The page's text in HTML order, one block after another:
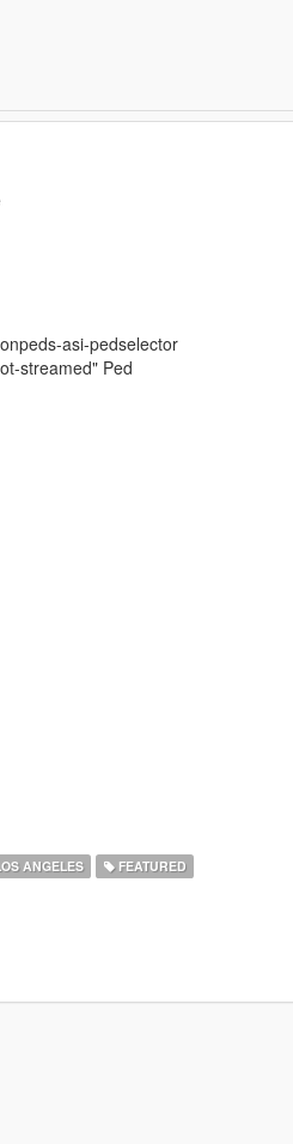
asi-pedselector
streamed" Ped
ANGELES FEATURED